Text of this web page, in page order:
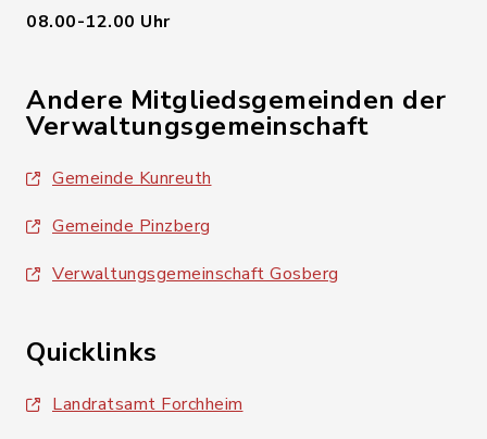
08.00-12.00 Uhr
Andere Mitgliedsgemeinden der
Verwaltungsgemeinschaft
Gemeinde Kunreuth
Gemeinde Pinzberg
Verwaltungsgemeinschaft Gosberg
Quicklinks
Landratsamt Forchheim